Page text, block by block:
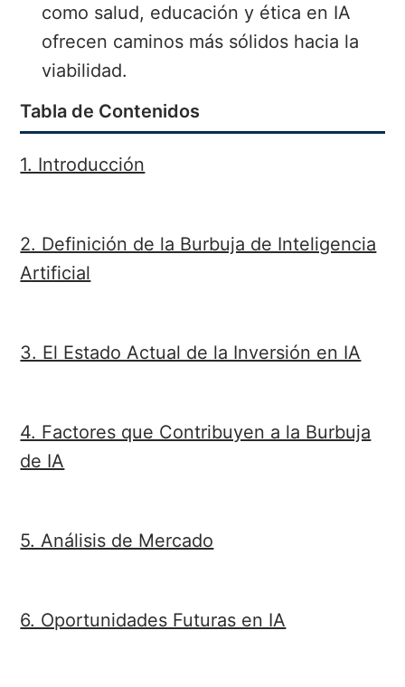
como salud, educación y ética en IA
ofrecen caminos más sólidos hacia la
viabilidad.
Tabla de Contenidos
1. Introducción
2. Definición de la Burbuja de Inteligencia
Artificial
3. El Estado Actual de la Inversión en IA
4. Factores que Contribuyen a la Burbuja
de IA
5. Análisis de Mercado
6. Oportunidades Futuras en IA